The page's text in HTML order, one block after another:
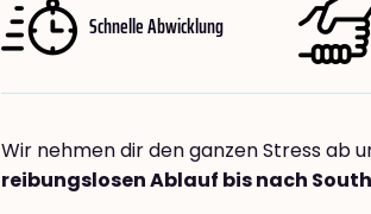
Schnelle Abwicklung
Wir nehmen dir den ganzen Stress ab
reibungslosen Ablauf bis nach